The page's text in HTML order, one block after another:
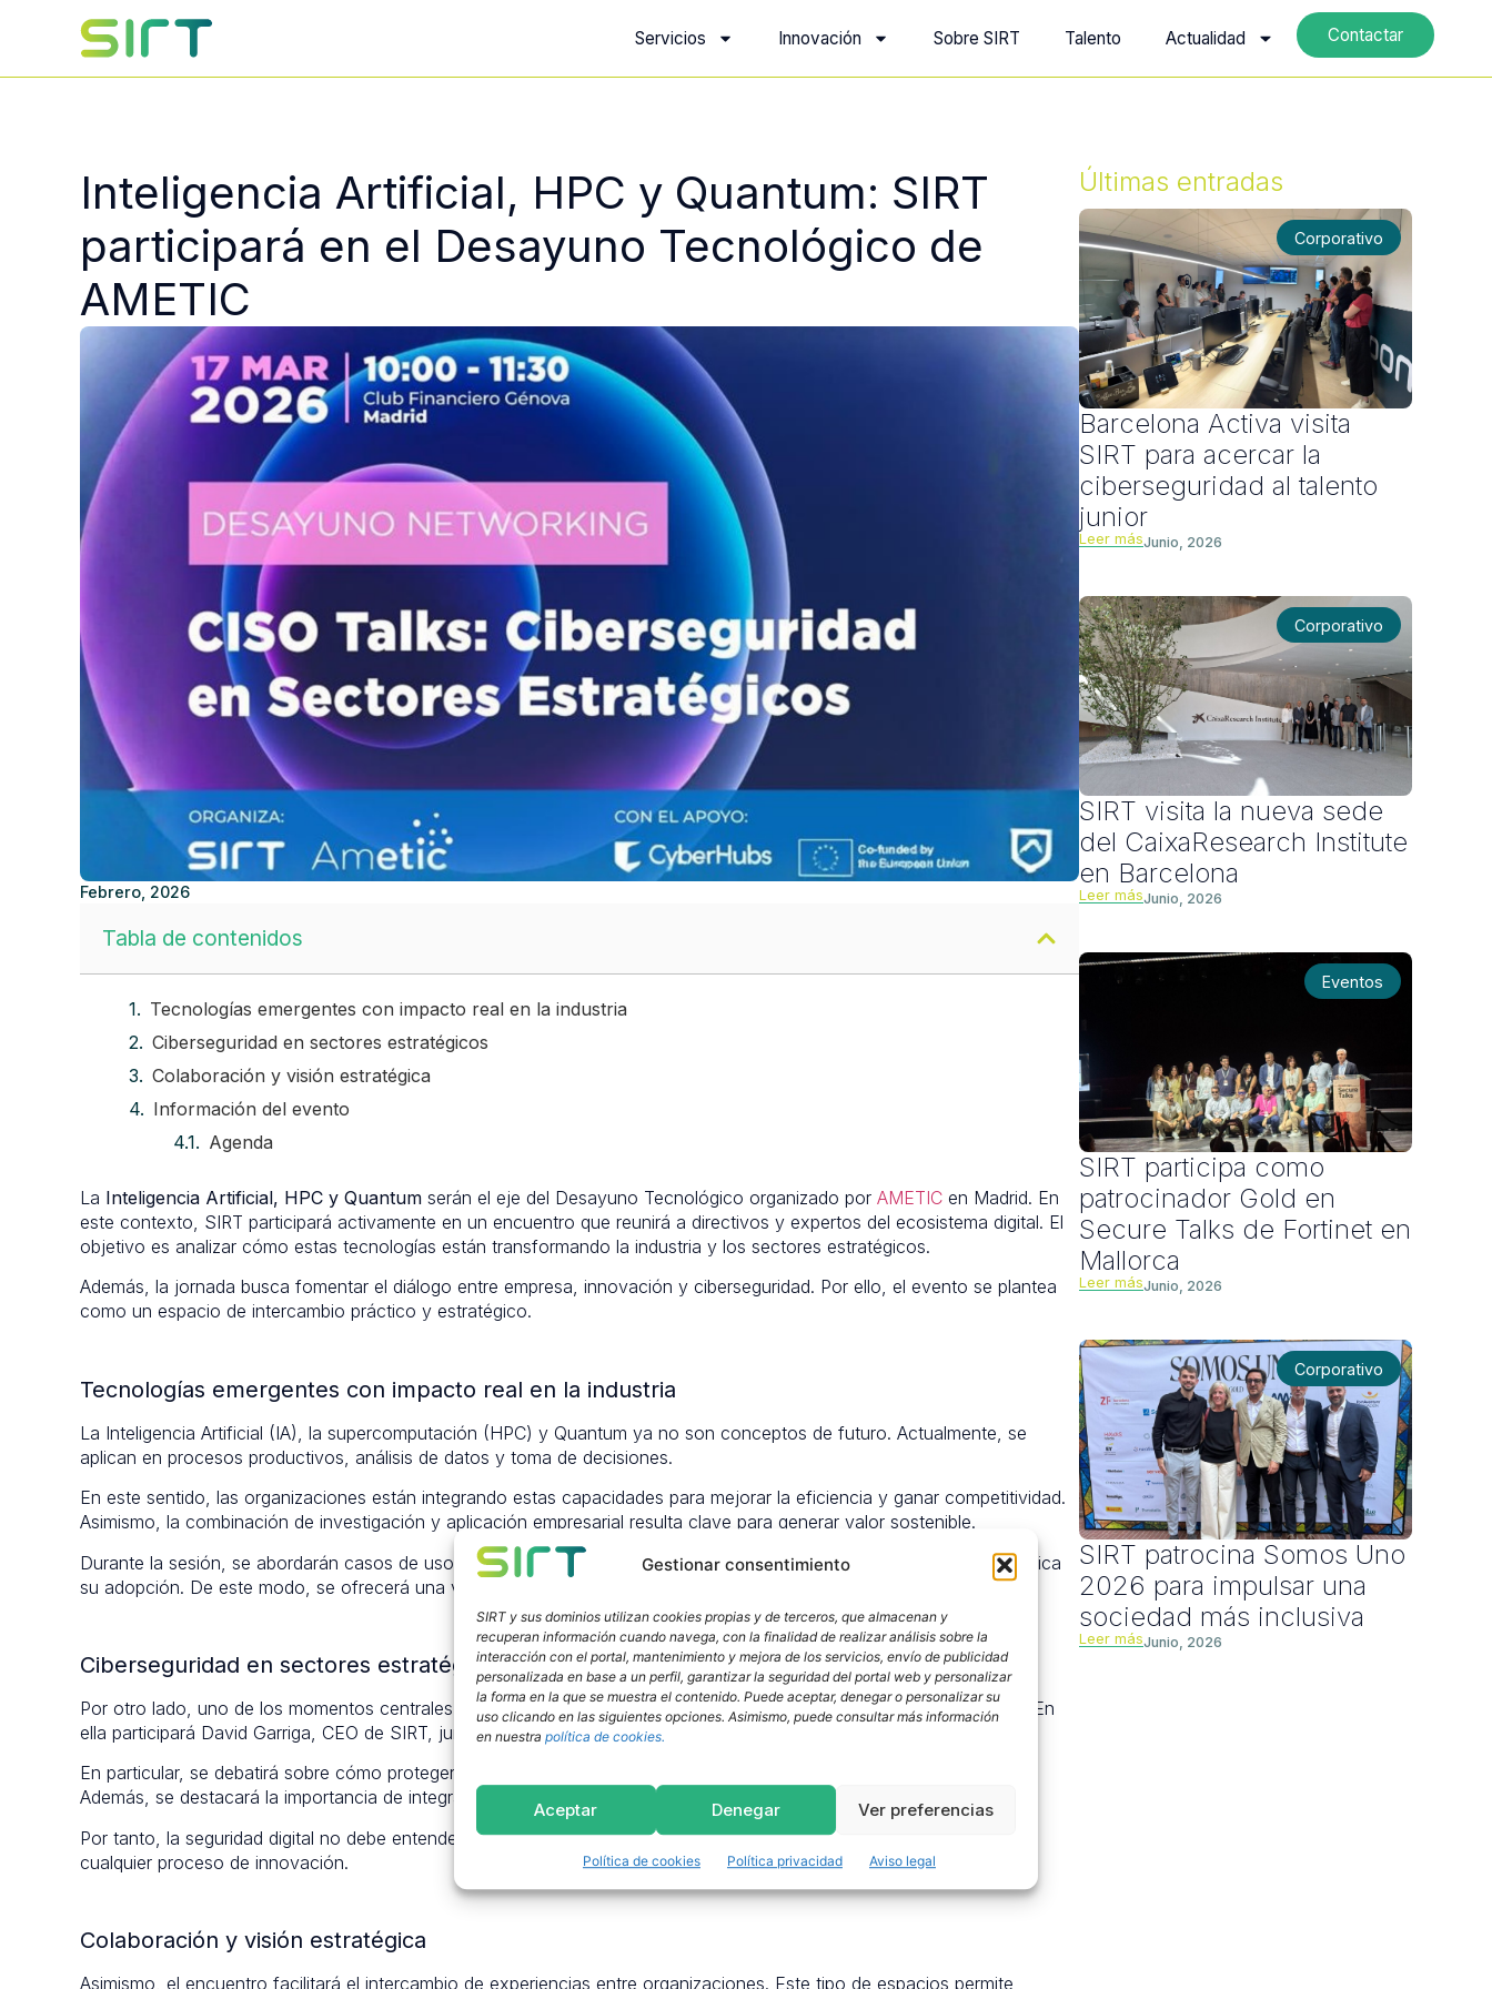
Gestionar consentimiento
SIRT y sus dominios utilizan cookies propias y de terceros, que almacenan y
recuperan información cuando navega, con la finalidad de realizar análisis sobre la
interacción con el portal, mantenimiento y mejora de los servicios, envío de publicidad
personalizada en base a un perfil, garantizar la seguridad del portal web y personalizar
la forma en la que se muestra el contenido. Puede aceptar, denegar o personalizar su
uso clicando en las siguientes opciones. Asimismo, puede consultar más información
en nuestra política de cookies.
Aceptar Denegar Ver preferencias
Política de cookies Política privacidad Aviso legal
Servicios Innovación Sobre SIRT Talento Actualidad Contactar
Inteligencia Artificial, HPC y Quantum: SIRT
participará en el Desayuno Tecnológico de
AMETIC
Febrero, 2026
Tabla de contenidos
Tecnologías emergentes con impacto real en la industria
Ciberseguridad en sectores estratégicos
Colaboración y visión estratégica
Información del evento
Agenda
La Inteligencia Artificial, HPC y Quantum serán el eje del Desayuno Tecnológico organizado por AMETIC en Madrid. En
este contexto, SIRT participará activamente en un encuentro que reunirá a directivos y expertos del ecosistema digital. El
objetivo es analizar cómo estas tecnologías están transformando la industria y los sectores estratégicos.
Además, la jornada busca fomentar el diálogo entre empresa, innovación y ciberseguridad. Por ello, el evento se plantea
como un espacio de intercambio práctico y estratégico.
Tecnologías emergentes con impacto real en la industria
La Inteligencia Artificial (IA), la supercomputación (HPC) y Quantum ya no son conceptos de futuro. Actualmente, se
aplican en procesos productivos, análisis de datos y toma de decisiones.
En este sentido, las organizaciones están integrando estas capacidades para mejorar la eficiencia y ganar competitividad.
Asimismo, la combinación de investigación y aplicación empresarial resulta clave para generar valor sostenible.
Durante la sesión, se abordarán casos de uso reales. También se analizarán los retos técnicos y estratégicos que implica
su adopción. De este modo, se ofrecerá una visión aplicada y orientada a negocio.
Ciberseguridad en sectores estratégicos
Por otro lado, uno de los momentos centrales será la mesa redonda sobreciberseguridad en sectores estratégicos
. En
ella participará David Garriga, CEO de SIRT, junto a representantes de Santander España, Renault Group e INCIBE.
En particular, se debatirá sobre cómo proteger infraestructuras críticas ante la incorporación de IA, HPC y Quantum.
Además, se destacará la importancia de integrar la ciberseguridad desde el diseño de los proyectos tecnológicos.
Por tanto, la seguridad digital no debe entenderse como un complemento. Al contrario, debe ser un eje transversal en
cualquier proceso de innovación.
Colaboración y visión estratégica
Asimismo, el encuentro facilitará el intercambio de experiencias entre organizaciones. Este tipo de espacios permite
Últimas entradas
Corporativo
Barcelona Activa visita
SIRT para acercar la
ciberseguridad al talento
junior
Leer másJunio, 2026
Corporativo
SIRT visita la nueva sede
del CaixaResearch Institute
en Barcelona
Leer másJunio, 2026
Eventos
SIRT participa como
patrocinador Gold en
Secure Talks de Fortinet en
Mallorca
Leer másJunio, 2026
Corporativo
SIRT patrocina Somos Uno
2026 para impulsar una
sociedad más inclusiva
Leer másJunio, 2026